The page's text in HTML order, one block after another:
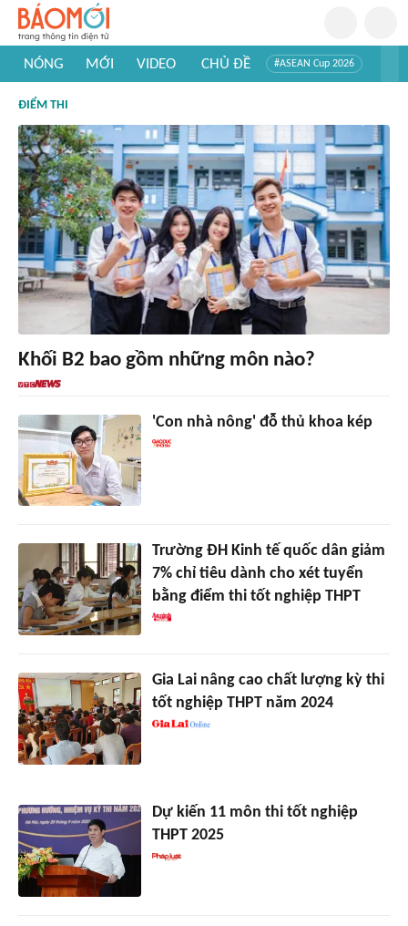
NÓNG MỚI VIDEO CHỦ ĐỀ #ASEAN Cup 2026
#Khám phá Việt Nam
ĐIỂM THI
Khối B2 bao gồm những môn nào?
'Con nhà nông' đỗ thủ khoa kép
Trường ĐH Kinh tế quốc dân giảm
7% chỉ tiêu dành cho xét tuyển
bằng điểm thi tốt nghiệp THPT
Gia Lai nâng cao chất lượng kỳ thi
tốt nghiệp THPT năm 2024
Dự kiến 11 môn thi tốt nghiệp
THPT 2025